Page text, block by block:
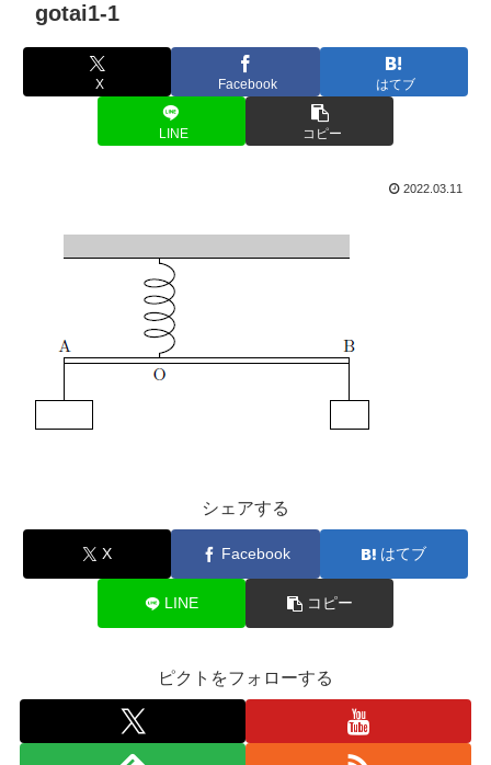
gotai1-1
X Facebook はてブ
LINE コピー
2022.03.11
シェアする
X Facebook はてブ
LINE コピー
ピクトをフォローする